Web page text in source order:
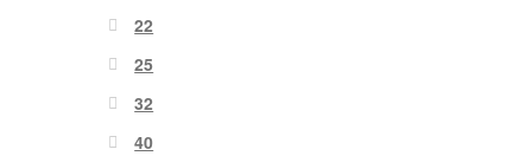
22
25
32
40